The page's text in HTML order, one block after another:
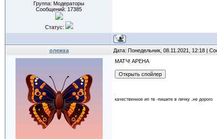
Группа: Модераторы
Сообщений: 17385
Статус:
олежка Дата: Понедельник, 08.11.2021, 12:18 |
МАТЧ! АРЕНА
качественное ип тв -пишите в личку ,не дорого